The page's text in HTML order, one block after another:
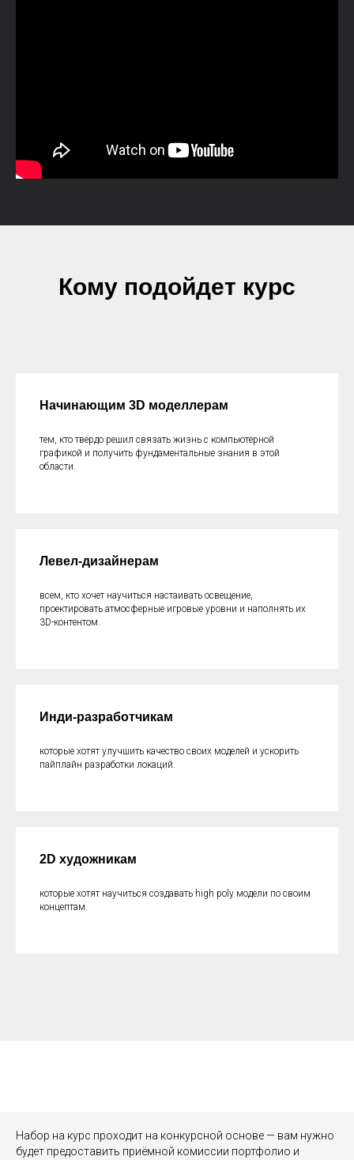
Кому подойдет курс
Начинающим 3D моделлерам
тем, кто твёрдо решил связать жизнь с компьютерной
графикой и получить фундаментальные знания в этой
области.
Левел-дизайнерам
всем, кто хочет научиться настаивать освещение,
проектировать атмосферные игровые уровни и наполнять их
3D-контентом.
Инди-разработчикам
которые хотят улучшить качество своих моделей и ускорить
пайплайн разработки локаций.
2D художникам
которые хотят научиться создавать high poly модели по своим
концептам.
Набор на курс проходит на конкурсной основе — вам нужно
будет предоставить приёмной комиссии портфолио и